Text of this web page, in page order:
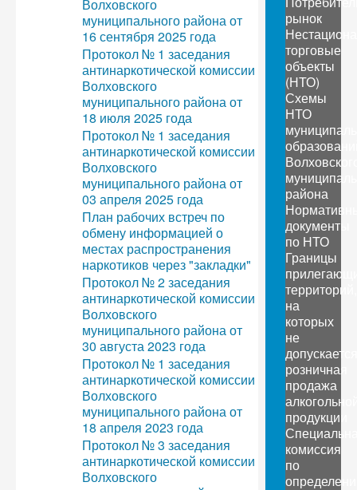
Волховского
муниципального района от
16 сентября 2025 года
Протокол № 1 заседания
антинаркотической комиссии
Волховского
муниципального района от
18 июля 2025 года
Протокол № 1 заседания
антинаркотической комиссии
Волховского
муниципального района от
03 апреля 2025 года
План рабочих встреч по
обмену информацией о
местах распространения
наркотиков через "закладки"
Протокол № 2 заседания
антинаркотической комиссии
Волховского
муниципального района от
30 августа 2023 года
Протокол № 1 заседания
антинаркотической комиссии
Волховского
муниципального района от
18 апреля 2023 года
Протокол № 3 заседания
антинаркотической комиссии
Волховского
рынок
торговые
объекты
(НТО)
Схемы
НТО
района
документы
по НТО
Границы
территорий,
на
которых
не
допускается
розничная
продажа
продукции
комиссия
по